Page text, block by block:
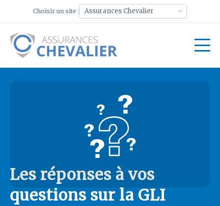
Choisir un site :
Les réponses à vos
questions sur la GLI